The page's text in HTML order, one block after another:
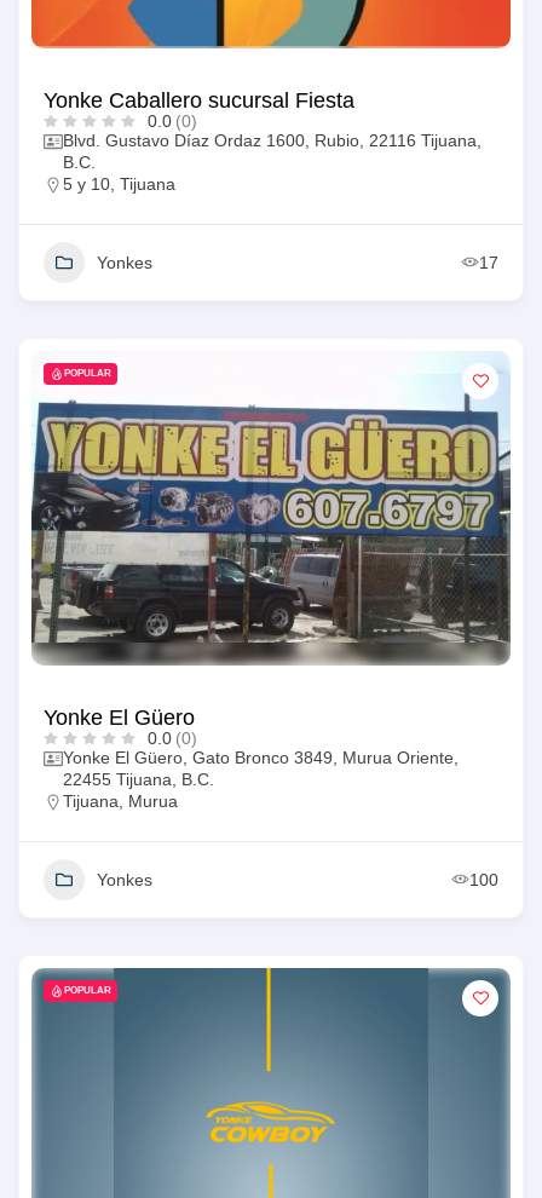
Yonke Caballero sucursal Fiesta
0.0 (0)
Blvd. Gustavo Díaz Ordaz 1600, Rubio, 22116 Tijuana,
B.C.
5 y 10 Tijuana
Yonkes 17
POPULAR
Yonke El Güero
0.0 (0)
Yonke El Güero, Gato Bronco 3849, Murua Oriente,
22455 Tijuana, B.C.
Tijuana
Murua
Yonkes 100
POPULAR